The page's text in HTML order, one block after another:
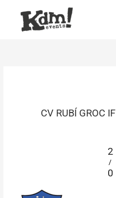
contenido
CV RUBÍ GROC IF
2
/
0